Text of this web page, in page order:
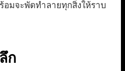
อมจะพัดทำลายทุกสิ่งให้ราบ
ก